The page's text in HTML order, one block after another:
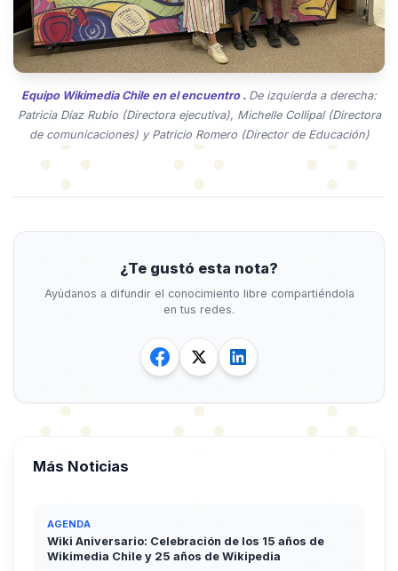
Equipo Wikimedia Chile en el encuentro . De izquierda a derecha:
Patricia Díaz Rubio (Directora ejecutiva), Michelle Collipal (Directora
de comunicaciones) y Patricio Romero (Director de Educación)
¿Te gustó esta nota?
Ayúdanos a difundir el conocimiento libre compartiéndola
en tus redes.
Más Noticias
AGENDA
Wiki Aniversario: Celebración de los 15 años de
Wikimedia Chile y 25 años de Wikipedia